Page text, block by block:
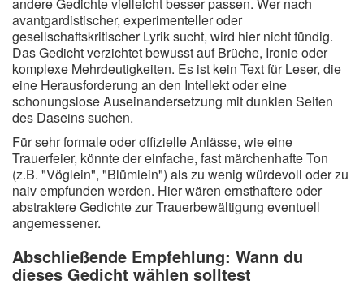
avantgardistischer, experimenteller oder
gesellschaftskritischer Lyrik sucht, wird hier nicht fündig.
Das Gedicht verzichtet bewusst auf Brüche, Ironie oder
komplexe Mehrdeutigkeiten. Es ist kein Text für Leser, die
eine Herausforderung an den Intellekt oder eine
schonungslose Auseinandersetzung mit dunklen Seiten
des Daseins suchen.
Für sehr formale oder offizielle Anlässe, wie eine
Trauerfeier, könnte der einfache, fast märchenhafte Ton
(z.B. "Vöglein", "Blümlein") als zu wenig würdevoll oder zu
naiv empfunden werden. Hier wären ernsthaftere oder
abstraktere Gedichte zur Trauerbewältigung eventuell
angemessener.
Abschließende Empfehlung: Wann du
dieses Gedicht wählen solltest